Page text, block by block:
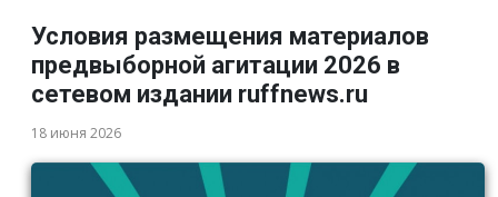
Условия размещения материалов
предвыборной агитации 2026 в
сетевом издании ruffnews.ru
18 июня 2026